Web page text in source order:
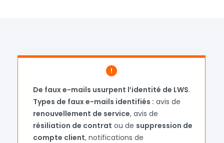
Loading...